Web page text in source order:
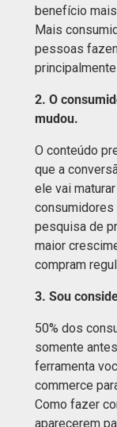
benefício
Mais
pessoas
2. O
mudou.
O conteúdo
que a
ele vai
consumidores
pesquisa de
maior
compram
3. Sou
50% dos
somente
ferramenta
commerce
Como fazer
aparecerem